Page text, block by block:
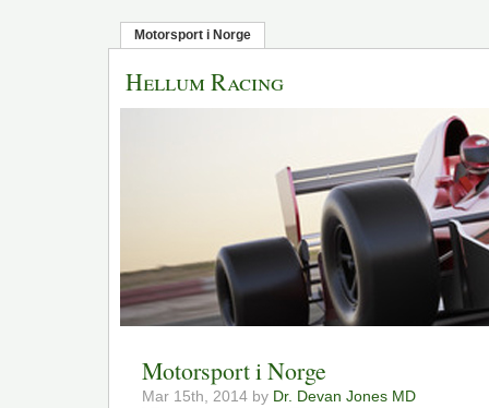
Motorsport i Norge
Hellum Racing
Motorsport i Norge
Mar 15th, 2014 by Dr. Devan Jones MD